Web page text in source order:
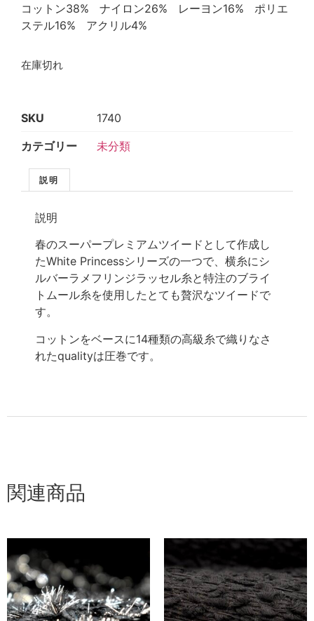
コットン38% ナイロン26% レーヨン16% ポリエ
ステル16% アクリル4%
在庫切れ
SKU
1740
カテゴリー
未分類
説明
説明
春のスーパープレミアムツイードとして作成し
たWhite Princessシリーズの一つで、横糸にシ
ルバーラメフリンジラッセル糸と特注のブライ
トムール糸を使用したとても贅沢なツイードで
す。
コットンをベースに14種類の高級糸で織りなさ
れたqualityは圧巻です。
関連商品